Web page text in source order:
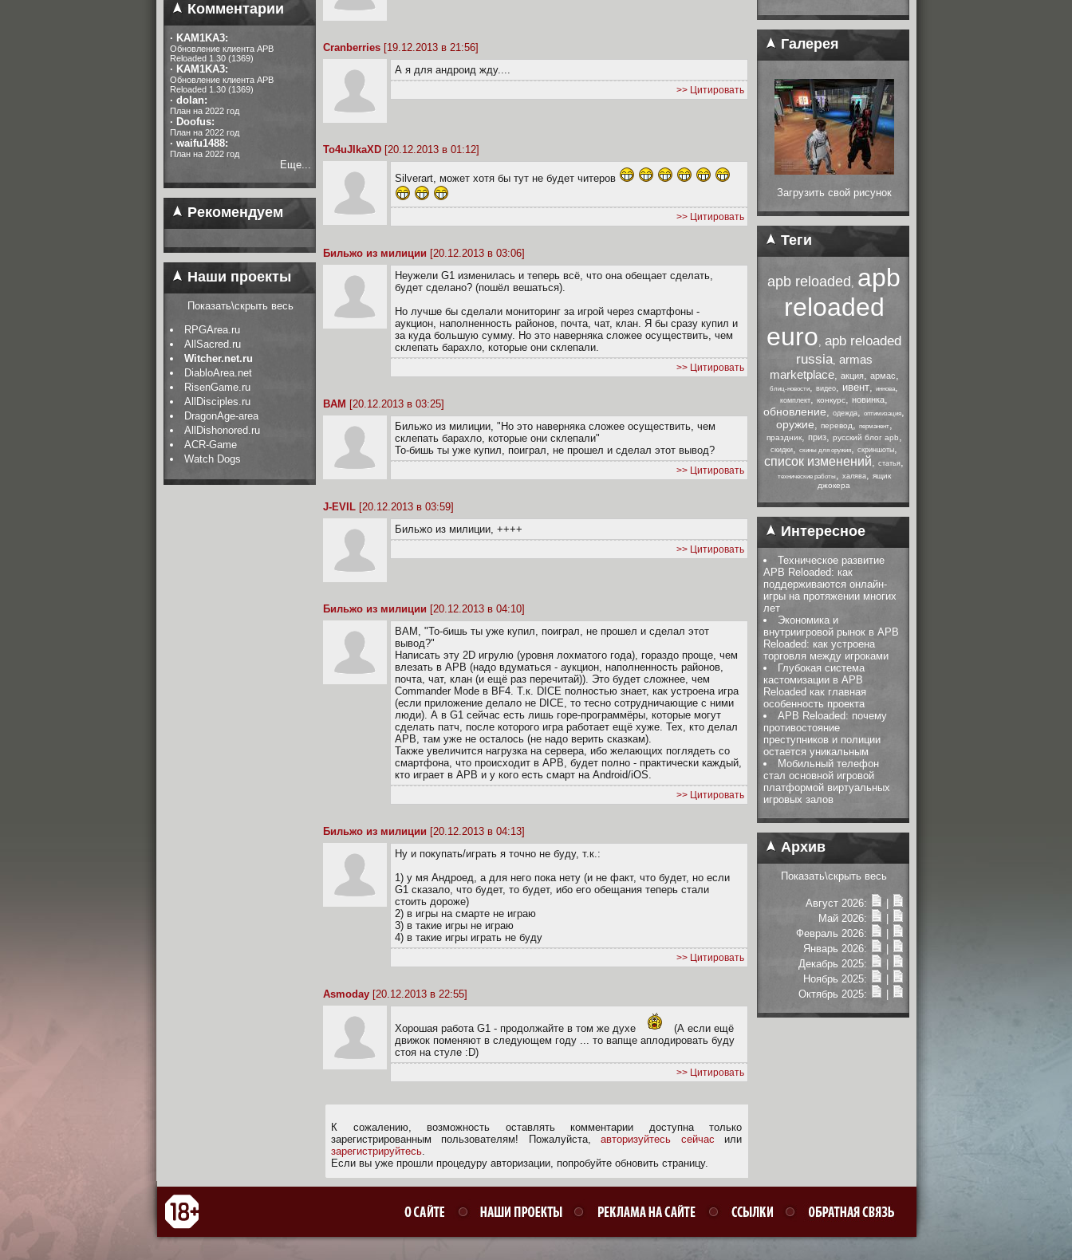
Комментарии
· KAM1KA3:
Обновление клиента APB
Reloaded 1.30 (1369)
· KAM1KA3:
Обновление клиента APB
Reloaded 1.30 (1369)
· dolan:
План на 2022 год
· Doofus:
План на 2022 год
· waifu1488:
План на 2022 год
Еще...
Рекомендуем
Наши проекты
Показать\скрыть весь
RPGArea.ru
AllSacred.ru
Witcher.net.ru
DiabloArea.net
RisenGame.ru
AllDisciples.ru
DragonAge-area
AllDishonored.ru
ACR-Game
Watch Dogs
Cranberries [19.12.2013 в 21:56]
А я для андроид жду....
>> Цитировать
To4uJIkaXD [20.12.2013 в 01:12]
Silverart, может хотя бы тут не будет читеров
>> Цитировать
Бильжо из милиции [20.12.2013 в 03:06]
Неужели G1 изменилась и теперь всё, что она обещает сделать,
будет сделано? (пошёл вешаться).
Но лучше бы сделали мониторинг за игрой через смартфоны -
аукцион, наполненность районов, почта, чат, клан. Я бы сразу купил и
за куда большую сумму. Но это наверняка сложее осуществить, чем
склепать барахло, которые они склепали.
>> Цитировать
BAM [20.12.2013 в 03:25]
Бильжо из милиции, "Но это наверняка сложее осуществить, чем
склепать барахло, которые они склепали"
То-бишь ты уже купил, поиграл, не прошел и сделал этот вывод?
>> Цитировать
J-EVIL [20.12.2013 в 03:59]
Бильжо из милиции, ++++
>> Цитировать
Бильжо из милиции [20.12.2013 в 04:10]
BAM, "То-бишь ты уже купил, поиграл, не прошел и сделал этот
вывод?"
Написать эту 2D игрулю (уровня лохматого года), гораздо проще, чем
влезать в APB (надо вдуматься - аукцион, наполненность районов,
почта, чат, клан (и ещё раз перечитай)). Это будет сложнее, чем
Commander Mode в BF4. Т.к. DICE полностью знает, как устроена игра
(если приложение делало не DICE, то тесно сотрудничающие с ними
люди). А в G1 сейчас есть лишь горе-программёры, которые могут
сделать патч, после которого игра работает ещё хуже. Тех, кто делал
APB, там уже не осталось (не надо верить сказкам).
Также увеличится нагрузка на сервера, ибо желающих поглядеть со
смартфона, что происходит в APB, будет полно - практически каждый,
кто играет в APB и у кого есть смарт на Android/iOS.
>> Цитировать
Бильжо из милиции [20.12.2013 в 04:13]
Ну и покупать/играть я точно не буду, т.к.:
1) у мя Андроед, а для него пока нету (и не факт, что будет, но если
G1 сказало, что будет, то будет, ибо его обещания теперь стали
стоить дороже)
2) в игры на смарте не играю
3) в такие игры не играю
4) в такие игры играть не буду
>> Цитировать
Asmoday [20.12.2013 в 22:55]
Хорошая работа G1 - продолжайте в том же духе
(А если ещё
движок поменяют в следующем году ... то вапще аплодировать буду
стоя на стуле :D)
>> Цитировать
К сожалению, возможность оставлять комментарии доступна только
зарегистрированным пользователям! Пожалуйста,авторизуйтесь сейчас или
зарегистрируйтесь.
Если вы уже прошли процедуру авторизации, попробуйте обновить страницу.
Галерея
Загрузить свой рисунок
Теги
apb reloaded , apb
reloaded
euro, apb reloaded
russia, armas
marketplace, акция, армас,
блиц-новости, видео, ивент, иннова,
комплект, конкурс, новинка,
обновление, одежда, оптимизация,
оружие, перевод, перманент,
праздник, приз, русский блог apb,
скидки, скины для оружия, скриншоты,
список изменений, статья,
технические работы, халява, ящик
джокера
Интересное
Техническое развитие
APB Reloaded: как
поддерживаются онлайн-
игры на протяжении многих
лет
Экономика и
внутриигровой рынок в APB
Reloaded: как устроена
торговля между игроками
Глубокая система
кастомизации в APB
Reloaded как главная
особенность проекта
APB Reloaded: почему
противостояние
преступников и полиции
остается уникальным
Мобильный телефон
стал основной игровой
платформой виртуальных
игровых залов
Архив
Показать\скрыть весь
Август 2026:
Май 2026:
Февраль 2026:
Январь 2026:
Декабрь 2025:
Ноябрь 2025:
Октябрь 2025: